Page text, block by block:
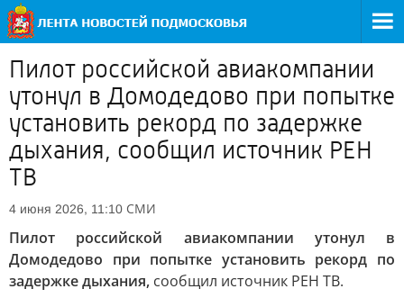
Пилот российской авиакомпании
утонул в Домодедово при попытке
установить рекорд по задержке
дыхания, сообщил источник РЕН
ТВ
4 июня 2026, 11:10 СМИ
Пилот российской авиакомпании утонул в
Домодедово при попытке установить рекорд по
задержке дыхания, сообщил источник РЕН ТВ.